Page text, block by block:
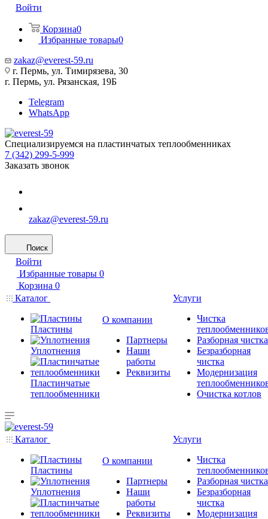
Войти
Корзина0
Избранные товары0
zakaz@everest-59.ru
г. Пермь, ул. Тимирязева, 30
г. Пермь, ул. Рязанская, 19Б
Telegram
WhatsApp
Специализируемся на пластинчатых теплообменниках
7 (342) 299-5-999
Заказать звонок
zakaz@everest-59.ru
Поиск
Войти
Избранные товары 0
Корзина 0
Каталог
Пластины
Уплотнения
Пластинчатые
теплообменники
О компании
Партнеры
Наши
работы
Реквизиты
Услуги
Чистка
Разборная чистка
Безразборная
чистка
Модернизация
Очистка котлов
Каталог
Пластины
Уплотнения
О компании
Партнеры
Наши
работы
Реквизиты
Услуги
Чистка
Разборная чистка
Безразборная
чистка
Модернизация